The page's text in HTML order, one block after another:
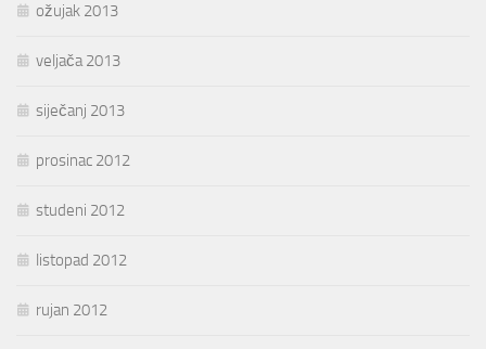
ožujak 2013
veljača 2013
siječanj 2013
prosinac 2012
studeni 2012
listopad 2012
rujan 2012